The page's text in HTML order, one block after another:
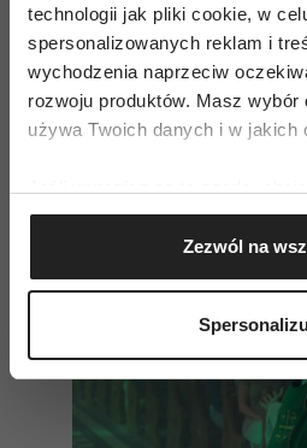
technologii jak pliki cookie, w
spersonalizowanych reklam i
wychodzenia naprzeciw
rozwoju produktów. Masz wybór
używa Twoich danych i w jakich
Gromadzić dane
geograficznej z
Identyfikować Twoje
(fingerprinting, czyli
dane są przetwarzane oraz
sekcji szczegółów
. W
Zezwól na
i brytyjsko-polskiego„ Good
Czytaj także